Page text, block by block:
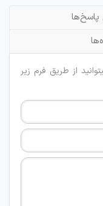
پاسخ‌ها
از طریق فرم زیر